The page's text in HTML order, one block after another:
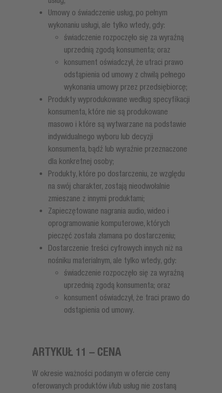
Umowy o świadczenie usług, po pełnym
wykonaniu usługi, ale tylko wtedy, gdy:
świadczenie rozpoczęło się za wyraźną
uprzednią zgodą konsumenta; oraz
konsument oświadczył, że utraci prawo
odstąpienia od umowy z chwilą pełnego
wykonania umowy przez przedsiębiorcę;
Produkty wyprodukowane według specyfikacji
konsumenta, które nie są produkowane
masowo i które są wytwarzane na podstawie
indywidualnego wyboru lub decyzji
konsumenta, bądź lub wyraźnie przeznaczone
dla konkretnej osoby;
Produkty, które po dostarczeniu, ze względu
na swój charakter, zostają nieodwołalnie
zmieszane z innymi produktami;
Zapieczętowane nagrania audio, wideo i
oprogramowanie komputerowe, których
pieczęć została złamana po dostarczeniu;
Dostarczenie treści cyfrowych innych niż na
nośniku materialnym, ale tylko wtedy, gdy:
świadczenie rozpoczęło się za wyraźną
uprzednią zgodą konsumenta; oraz
konsument oświadczył, że traci prawo do
odstąpienia od umowy.
ARTYKUŁ 11 – CENA
W okresie ważności podanym w ofercie ceny
oferowanych produktów i/lub usług nie zostaną